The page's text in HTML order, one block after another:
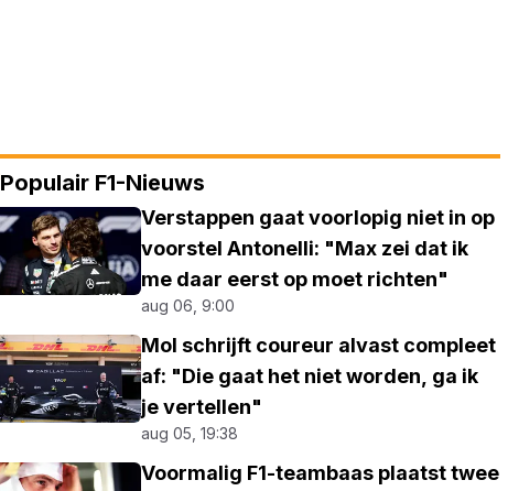
Populair F1-Nieuws
Verstappen gaat voorlopig niet in op
voorstel Antonelli: "Max zei dat ik
me daar eerst op moet richten"
aug 06, 9:00
Mol schrijft coureur alvast compleet
af: "Die gaat het niet worden, ga ik
je vertellen"
aug 05, 19:38
Voormalig F1-teambaas plaatst twee